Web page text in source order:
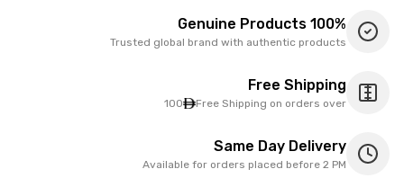
100% Genuine Products
Trusted global brand with authentic products
Free Shipping
Free Shipping on orders over
100
Same Day Delivery
Available for orders placed before 2 PM